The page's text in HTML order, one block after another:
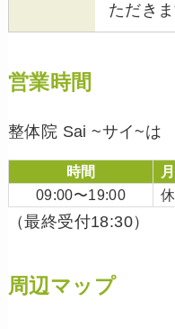
ただきま
営業時間
整体院 Sai ~サイ~は
時間 月
09:00〜19:00
休
（最終受付18:30）
周辺マップ